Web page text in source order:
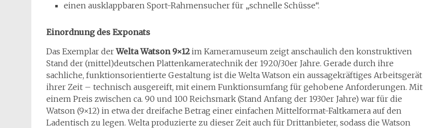
einen ausklappbaren Sport-Rahmensucher für „schnelle Schüsse“.
Einordnung des Exponats
Das Exemplar derWelta Watson 9×12im Kameramuseum zeigt anschaulich den konstruktiven
Stand der (mittel)deutschen Plattenkameratechnik der 1920/30er Jahre. Gerade durch ihre
sachliche, funktionsorientierte Gestaltung ist die Welta Watson ein aussagekräftiges Arbeitsgerät
ihrer Zeit – technisch ausgereift, mit einem Funktionsumfang für gehobene Anforderungen. Mit
einem Preis zwischen ca. 90 und 100 Reichsmark (Stand Anfang der 1930er Jahre) war für die
Watson (9×12) in etwa der dreifache Betrag einer einfachen Mittelformat-Faltkamera auf den
Ladentisch zu legen. Welta produzierte zu dieser Zeit auch für Drittanbieter, sodass die Watson